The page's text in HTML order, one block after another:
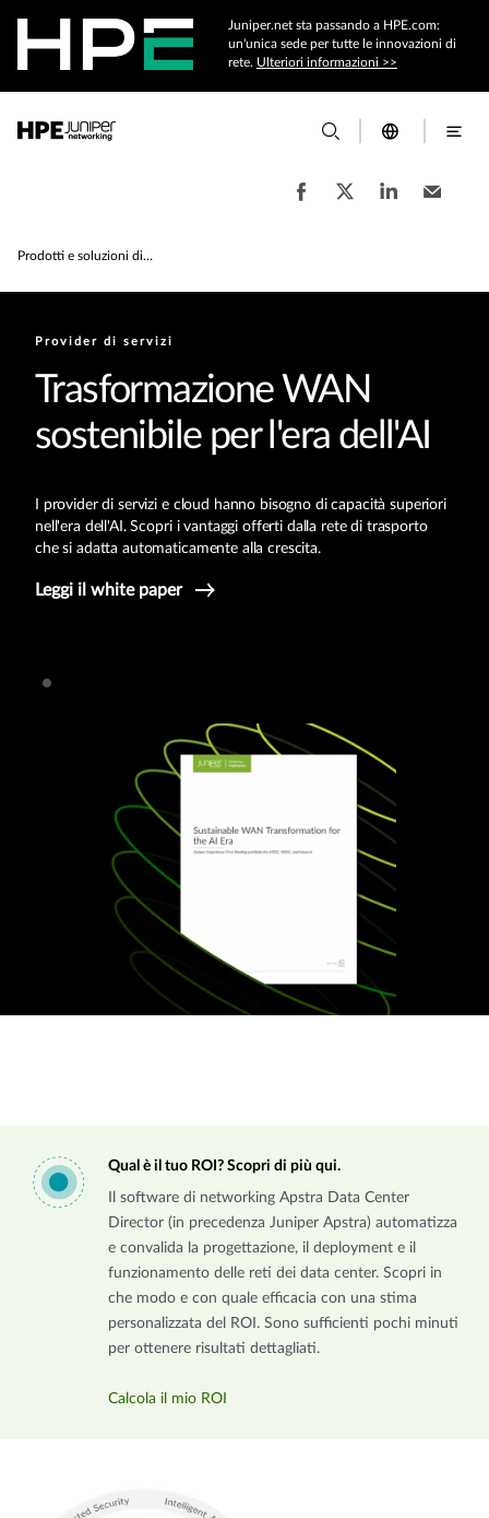
Juniper.net sta passando a HPE.com:
un'unica sede per tutte le innovazioni di
rete. Ulteriori informazioni >>
Prodotti e soluzioni di networking per service provider
Provider di servizi
Trasformazione WAN
sostenibile per l'era dell'AI
I provider di servizi e cloud hanno bisogno di capacità superiori
nell'era dell'AI. Scopri i vantaggi offerti dalla rete di trasporto
che si adatta automaticamente alla crescita.
Leggi il white paper
Qual è il tuo ROI? Scopri di più qui.
Il software di networking Apstra Data Center
Director (in precedenza Juniper Apstra) automatizza
e convalida la progettazione, il deployment e il
funzionamento delle reti dei data center. Scopri in
che modo e con quale efficacia con una stima
personalizzata del ROI. Sono sufficienti pochi minuti
per ottenere risultati dettagliati.
Calcola il mio ROI